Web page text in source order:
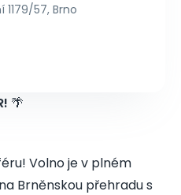
57, Brno
🌴
Volno je v plném
Brněnskou přehradu s